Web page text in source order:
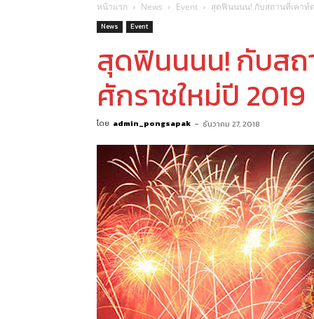
หน้าแรก News Event สุดฟินนนน! กับสถานที่เคาท์
News Event
สุดฟินนนน! กับสถ
ศักราชใหม่ปี 2019
โดย admin_pongsapak - ธันวาคม 27, 2018